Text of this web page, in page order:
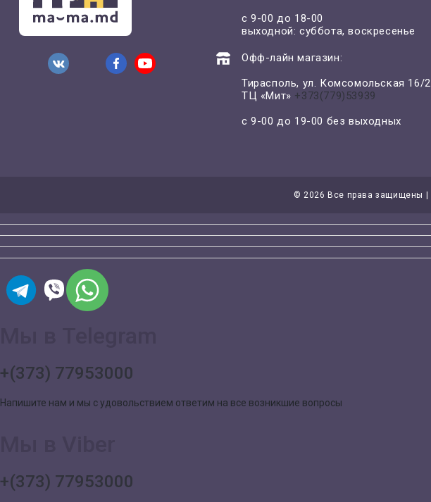
с 9-00 до 18-00
выходной: суббота, воскресенье
Офф-лайн магазин:
Тирасполь, ул. Комсомольская 16/2
ТЦ «Мит» +373(779)53939
с 9-00 до 19-00 без выходных
© 2026 Все права защищены |
+(373) 77953000
Напишите нам и мы с удовольствием ответим на все возникшие вопросы
+(373) 77953000